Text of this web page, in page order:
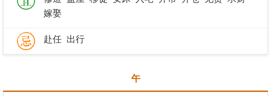
嫁娶
赴任 出行
午